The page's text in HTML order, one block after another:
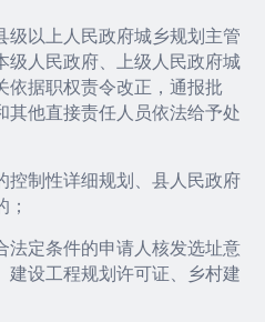
以上人民政府城乡规划主管
级人民政府、上级人民政府城
依据职权责令改正，通报批
他直接责任人员依法给予处
控制性详细规划、县人民政府
法定条件的申请人核发选址意
建设工程规划许可证、乡村建